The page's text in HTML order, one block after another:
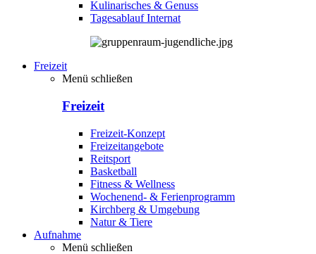
Kulinarisches & Genuss
Tagesablauf Internat
Freizeit
Menü schließen
Freizeit
Freizeit-Konzept
Freizeitangebote
Reitsport
Basketball
Fitness & Wellness
Wochenend- & Ferienprogramm
Kirchberg & Umgebung
Natur & Tiere
Aufnahme
Menü schließen